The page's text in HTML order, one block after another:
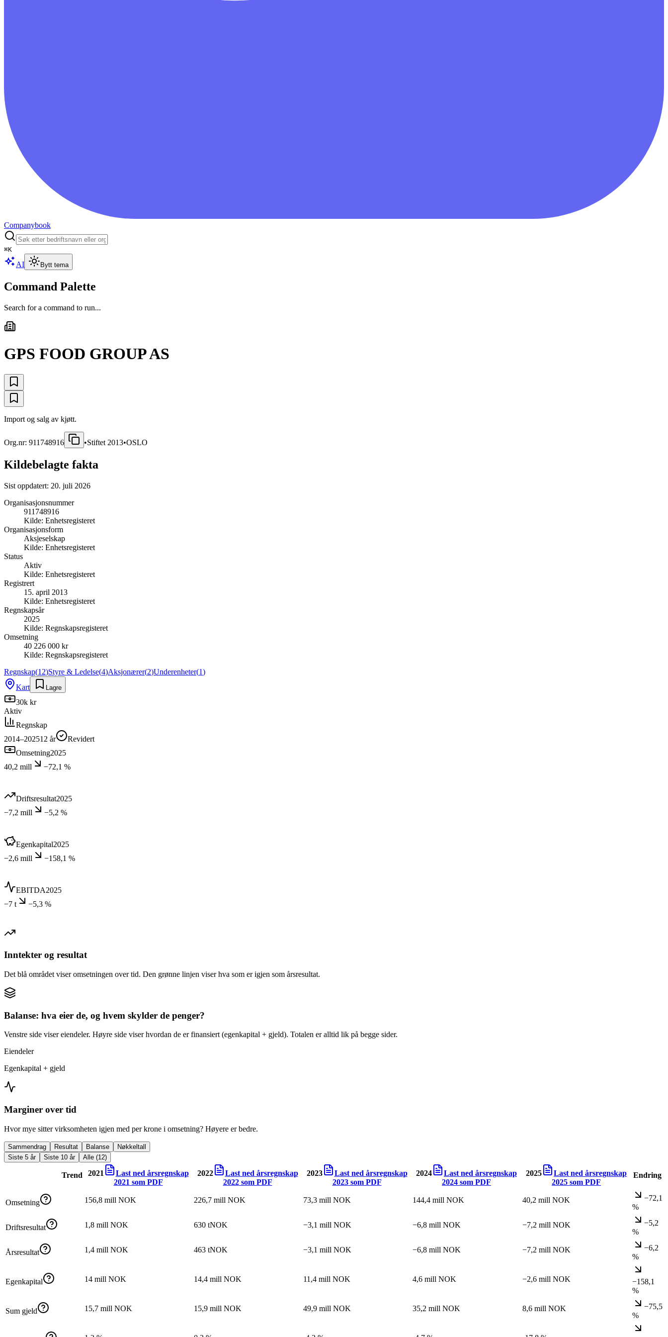
Companybook
⌘K
AI Bytt tema
Command Palette
Search for a command to run...
GPS FOOD GROUP AS
Import og salg av kjøtt.
Org.nr: 911748916 •Stiftet 2013•OSLO
Kildebelagte fakta
Sist oppdatert: 20. juli 2026
Organisasjonsnummer
911748916
Kilde: Enhetsregisteret
Organisasjonsform
Aksjeselskap
Kilde: Enhetsregisteret
Status
Aktiv
Kilde: Enhetsregisteret
Registrert
15. april 2013
Kilde: Enhetsregisteret
Regnskapsår
2025
Kilde: Regnskapsregisteret
Omsetning
40 226 000 kr
Kilde: Regnskapsregisteret
Regnskap(12)Styre & Ledelse(4)Aksjonærer(2)Underenheter(1)
Kart
Lagre
30k kr
Aktiv
Regnskap
2014–202512 år
Revidert
Omsetning2025
40,2 mill
−72,1 %
Driftsresultat2025
−7,2 mill
−5,2 %
Egenkapital2025
−2,6 mill
−158,1 %
EBITDA2025
−7 t
−5,3 %
Inntekter og resultat
Det blå området viser omsetningen over tid. Den grønne linjen viser hva som er igjen som årsresultat.
Balanse: hva eier de, og hvem skylder de penger?
Venstre side viser eiendeler. Høyre side viser hvordan de er finansiert (egenkapital + gjeld). Totalen er alltid lik på begge sider.
Eiendeler
Egenkapital + gjeld
Marginer over tid
Hvor mye sitter virksomheten igjen med per krone i omsetning? Høyere er bedre.
Sammendrag Resultat Balanse
Nøkkeltall
Siste 5 år
Siste 10 år Alle (12)
Trend 2021
Last ned årsregnskap
2021 som PDF
2022
Last ned årsregnskap
2022som PDF
2023
Last ned årsregnskap
2023som PDF
2024
Last ned årsregnskap
2024 som PDF
2025
Last ned årsregnskap
2025 som PDF
Endring
Omsetning 156,8 mill NOK 226,7 mill NOK 73,3 mill NOK 144,4 mill NOK 40,2 mill NOK
−72,1
%
Driftsresultat 1,8 mill NOK 630 tNOK −3,1 mill NOK −6,8 mill NOK −7,2 mill NOK
−5,2
%
Årsresultat 1,4 mill NOK 463 tNOK −3,1 mill NOK −6,8 mill NOK −7,2 mill NOK
−6,2
%
Egenkapital 14 mill NOK 14,4 mill NOK 11,4 mill NOK 4,6 mill NOK −2,6 mill NOK
−158,1
%
Sum gjeld 15,7 mill NOK 15,9 mill NOK 49,9 mill NOK 35,2 mill NOK 8,6 mill NOK
−75,5
%